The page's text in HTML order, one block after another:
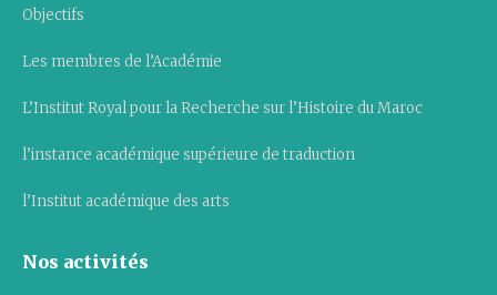
Objectifs
Les membres de l’Académie
L’Institut Royal pour la Recherche sur l’Histoire du Maroc
l’instance académique supérieure de traduction
l’Institut académique des arts
Nos activités